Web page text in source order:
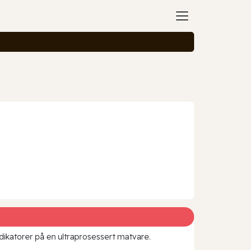
på en ultraprosessert matvare.